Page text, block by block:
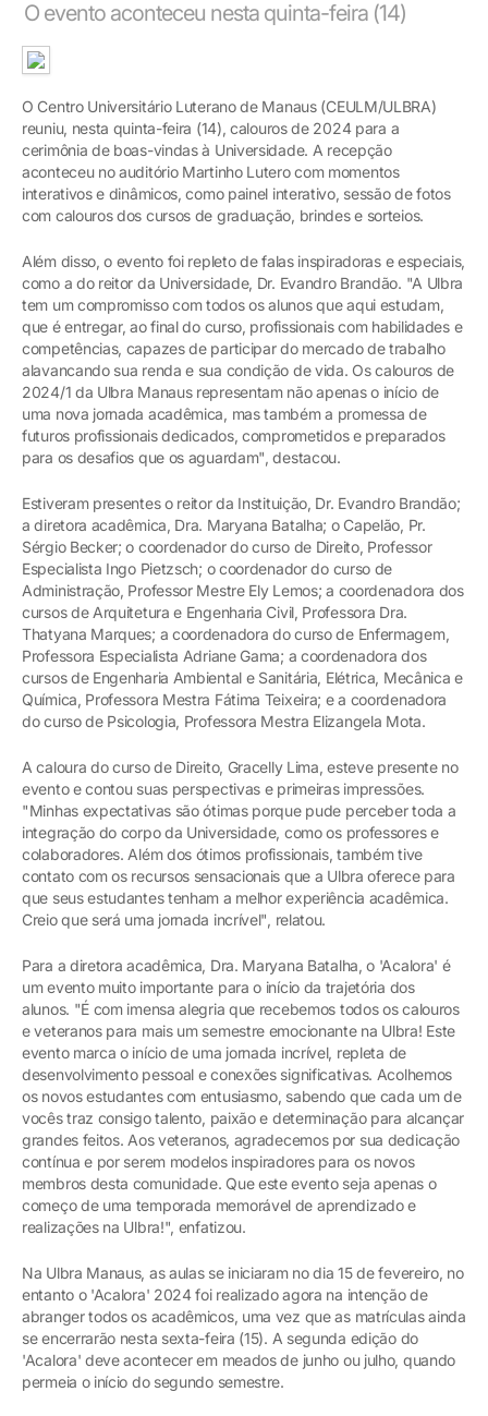
O evento aconteceu nesta quinta-feira (14)
O Centro Universitário Luterano de Manaus (CEULM/ULBRA)
reuniu, nesta quinta-feira (14), calouros de 2024 para a
cerimônia de boas-vindas à Universidade. A recepção
aconteceu no auditório Martinho Lutero com momentos
interativos e dinâmicos, como painel interativo, sessão de fotos
com calouros dos cursos de graduação, brindes e sorteios.
Além disso, o evento foi repleto de falas inspiradoras e especiais,
como a do reitor da Universidade, Dr. Evandro Brandão. "A Ulbra
tem um compromisso com todos os alunos que aqui estudam,
que é entregar, ao final do curso, profissionais com habilidades e
competências, capazes de participar do mercado de trabalho
alavancando sua renda e sua condição de vida. Os calouros de
2024/1 da Ulbra Manaus representam não apenas o início de
uma nova jornada acadêmica, mas também a promessa de
futuros profissionais dedicados, comprometidos e preparados
para os desafios que os aguardam", destacou.
Estiveram presentes o reitor da Instituição, Dr. Evandro Brandão;
a diretora acadêmica, Dra. Maryana Batalha; o Capelão, Pr.
Sérgio Becker; o coordenador do curso de Direito, Professor
Especialista Ingo Pietzsch; o coordenador do curso de
Administração, Professor Mestre Ely Lemos; a coordenadora dos
cursos de Arquitetura e Engenharia Civil, Professora Dra.
Thatyana Marques; a coordenadora do curso de Enfermagem,
Professora Especialista Adriane Gama; a coordenadora dos
cursos de Engenharia Ambiental e Sanitária, Elétrica, Mecânica e
Química, Professora Mestra Fátima Teixeira; e a coordenadora
do curso de Psicologia, Professora Mestra Elizangela Mota.
A caloura do curso de Direito, Gracelly Lima, esteve presente no
evento e contou suas perspectivas e primeiras impressões.
"Minhas expectativas são ótimas porque pude perceber toda a
integração do corpo da Universidade, como os professores e
colaboradores. Além dos ótimos profissionais, também tive
contato com os recursos sensacionais que a Ulbra oferece para
que seus estudantes tenham a melhor experiência acadêmica.
Creio que será uma jornada incrível", relatou.
Para a diretora acadêmica, Dra. Maryana Batalha, o 'Acalora' é
um evento muito importante para o início da trajetória dos
alunos. "É com imensa alegria que recebemos todos os calouros
e veteranos para mais um semestre emocionante na Ulbra! Este
evento marca o início de uma jornada incrível, repleta de
desenvolvimento pessoal e conexões significativas. Acolhemos
os novos estudantes com entusiasmo, sabendo que cada um de
vocês traz consigo talento, paixão e determinação para alcançar
grandes feitos. Aos veteranos, agradecemos por sua dedicação
contínua e por serem modelos inspiradores para os novos
membros desta comunidade. Que este evento seja apenas o
começo de uma temporada memorável de aprendizado e
realizações na Ulbra!", enfatizou.
Na Ulbra Manaus, as aulas se iniciaram no dia 15 de fevereiro, no
entanto o 'Acalora' 2024 foi realizado agora na intenção de
abranger todos os acadêmicos, uma vez que as matrículas ainda
se encerrarão nesta sexta-feira (15). A segunda edição do
'Acalora' deve acontecer em meados de junho ou julho, quando
permeia o início do segundo semestre.